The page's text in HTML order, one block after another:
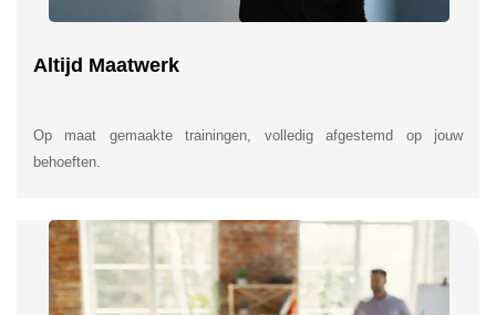
Altijd Maatwerk
Op maat gemaakte trainingen, volledig afgestemd op jouw
behoeften.